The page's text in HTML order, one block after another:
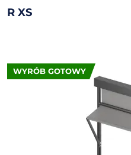
R XS
WYRÓB GOTOWY